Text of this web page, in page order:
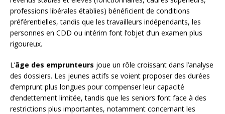
professions libérales établies) bénéficient de conditions
préférentielles, tandis que les travailleurs indépendants, les
personnes en CDD ou intérim font l’objet d’un examen plus
rigoureux.
L’âge des emprunteurs joue un rôle croissant dans l’analyse
des dossiers. Les jeunes actifs se voient proposer des durées
d’emprunt plus longues pour compenser leur capacité
d’endettement limitée, tandis que les seniors font face à des
restrictions plus importantes, notamment concernant les